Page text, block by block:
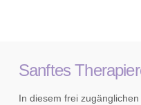
Sanftes
In diesem frei